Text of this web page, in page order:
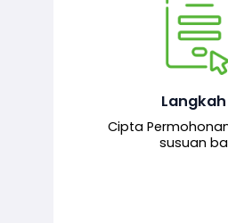
Langkah
Cipta
susuan
Pemohon
permohonan bagi
baharu melalui